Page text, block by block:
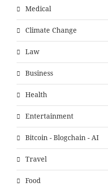
Medical
Climate Change
Law
Business
Health
Entertainment
Bitcoin - Blogchain - AI
Travel
Food